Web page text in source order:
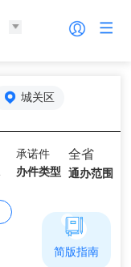
城关区
承诺件
办件类型
全省
通办范围
简版指南